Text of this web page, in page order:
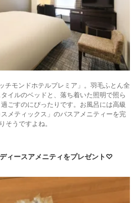
チモンドホテルプレミア」。羽毛ふとん全
イルのベッドと、落ち着いた照明で照ら
ごすのにぴったりです。お風呂には高級
メティックス」のバスアメニティーを完
そうですよね。
ィースアメニティをプレゼント♡